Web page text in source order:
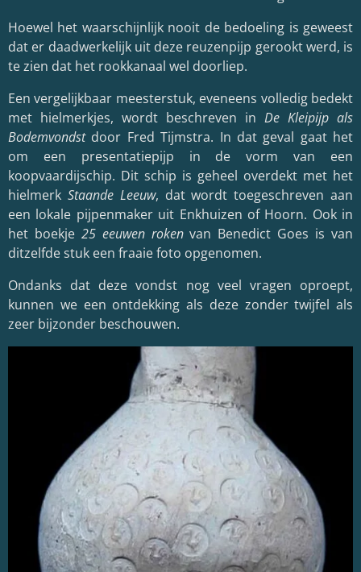
Hoewel het waarschijnlijk nooit de bedoeling is geweest
dat er daadwerkelijk uit deze reuzenpijp gerookt werd, is
te zien dat het rookkanaal wel doorliep.
Een vergelijkbaar meesterstuk, eveneens volledig bedekt
met hielmerkjes, wordt beschreven in De Kleipijp als
Bodemvondstdoor Fred Tijmstra. In dat geval gaat het
om een presentatiepijp in de vorm van een
koopvaardijschip. Dit schip is geheel overdekt met het
hielmerk Staande Leeuw, dat wordt toegeschreven aan
een lokale pijpenmaker uit Enkhuizen of Hoorn. Ook in
het boekje 25 eeuwen rokenvan Benedict Goes is van
ditzelfde stuk een fraaie foto opgenomen.
Ondanks dat deze vondst nog veel vragen oproept,
kunnen we een ontdekking als deze zonder twijfel als
zeer bijzonder beschouwen.